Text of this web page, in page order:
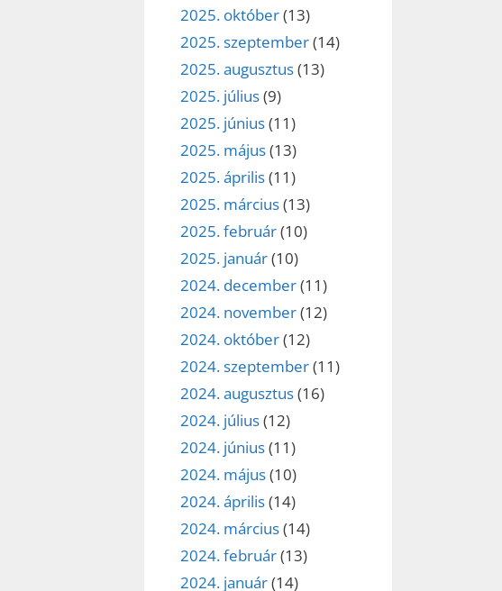
2025. október(13)
2025. szeptember(14)
2025. augusztus(13)
2025. július(9)
2025. június(11)
2025. május(13)
2025. április(11)
2025. március(13)
2025. február(10)
2025. január(10)
2024. december(11)
2024. november(12)
2024. október(12)
2024. szeptember(11)
2024. augusztus(16)
2024. július(12)
2024. június(11)
2024. május(10)
2024. április(14)
2024. március(14)
2024. február(13)
2024. január(14)